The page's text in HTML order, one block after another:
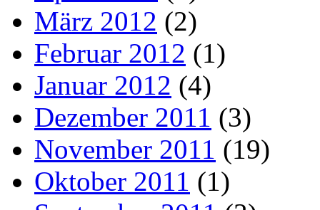
März 2012 (2)
Februar 2012 (1)
Januar 2012 (4)
Dezember 2011 (3)
November 2011 (19)
Oktober 2011 (1)